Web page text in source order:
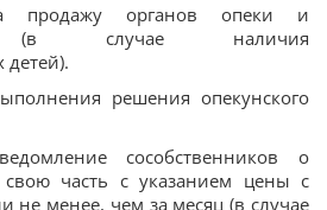
продажу органов опеки и
(в случае наличия
решения опекунского
сособственников о
часть с указанием цены c
не менее, чем за месяц (в случае